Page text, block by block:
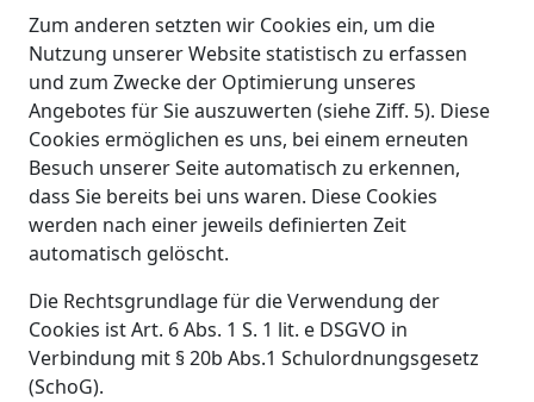
Zum anderen setzten wir Cookies ein, um die
Nutzung unserer Website statistisch zu erfassen
und zum Zwecke der Optimierung unseres
Angebotes für Sie auszuwerten (siehe Ziff. 5). Diese
Cookies ermöglichen es uns, bei einem erneuten
Besuch unserer Seite automatisch zu erkennen,
dass Sie bereits bei uns waren. Diese Cookies
werden nach einer jeweils definierten Zeit
automatisch gelöscht.
Die Rechtsgrundlage für die Verwendung der
Cookies ist Art. 6 Abs. 1 S. 1 lit. e DSGVO in
Verbindung mit § 20b Abs.1 Schulordnungsgesetz
(SchoG).